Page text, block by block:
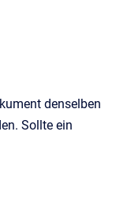
denselben
Sollte ein